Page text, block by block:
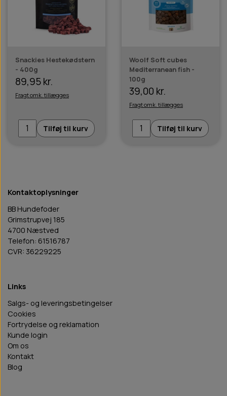
Snackies Hestekødstern
- 400g
89,95 kr.
Fragt omk. tillægges
Tilføj til kurv
Woolf Soft cubes
Mediterranean fish -
100g
39,00 kr.
Fragt omk. tillægges
Tilføj til kurv
Kontaktoplysninger
BB Hundefoder
Grimstrupvej 185
4700 Næstved
Telefon: 61516787
CVR: 36229225
Links
Salgs- og leveringsbetingelser
Cookies
Fortrydelse og reklamation
Kunde login
Om os
Kontakt
Blog